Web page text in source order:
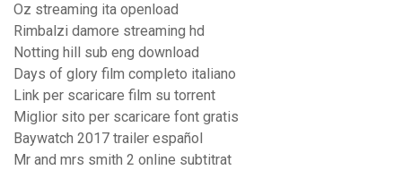
Oz streaming ita openload
Rimbalzi damore streaming hd
Notting hill sub eng download
Days of glory film completo italiano
Link per scaricare film su torrent
Miglior sito per scaricare font gratis
Baywatch 2017 trailer español
Mr and mrs smith 2 online subtitrat